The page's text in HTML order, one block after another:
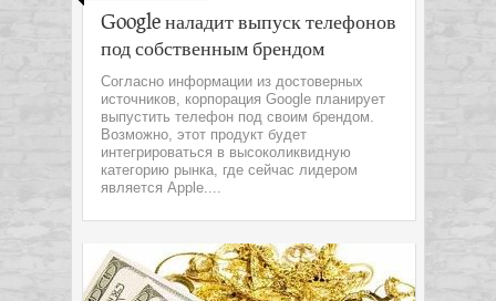
Google наладит выпуск телефонов
под собственным брендом
Согласно информации из достоверных
источников, корпорация Google планирует
выпустить телефон под своим брендом.
Возможно, этот продукт будет
интегрироваться в высоколиквидную
категорию рынка, где сейчас лидером
является Apple....